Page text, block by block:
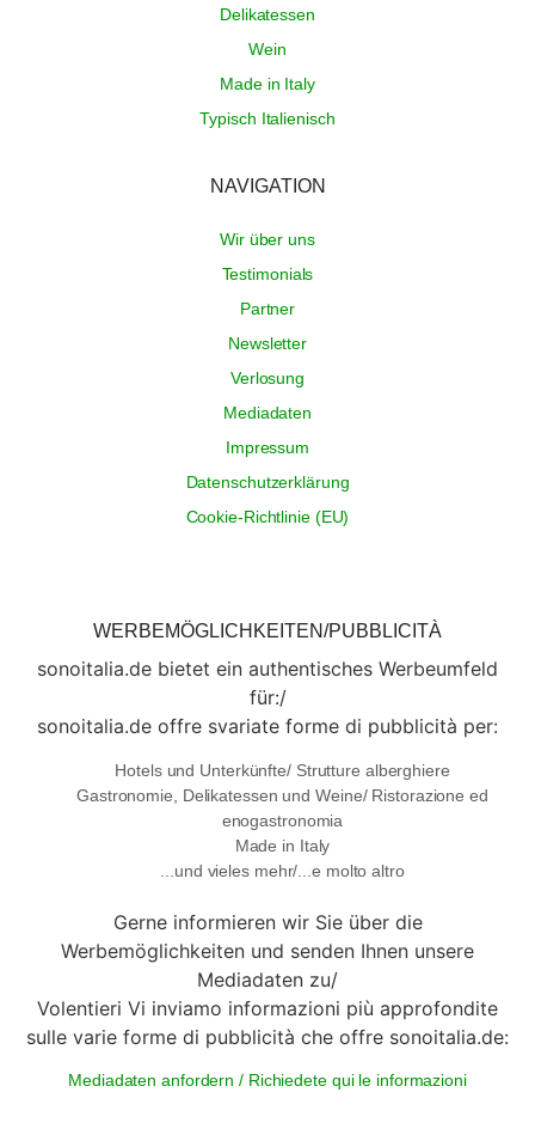
Delikatessen
Wein
Made in Italy
Typisch Italienisch
NAVIGATION
Wir über uns
Testimonials
Partner
Newsletter
Verlosung
Mediadaten
Impressum
Datenschutzerklärung
Cookie-Richtlinie (EU)
WERBEMÖGLICHKEITEN/PUBBLICITÀ
sonoitalia.de bietet ein authentisches Werbeumfeld
für:/
sonoitalia.de offre svariate forme di pubblicità per:
Hotels und Unterkünfte/ Strutture alberghiere
Gastronomie, Delikatessen und Weine/ Ristorazione ed
enogastronomia
Made in Italy
...und vieles mehr/...e molto altro
Gerne informieren wir Sie über die
Werbemöglichkeiten und senden Ihnen unsere
Mediadaten zu/
Volentieri Vi inviamo informazioni più approfondite
sulle varie forme di pubblicità che offre sonoitalia.de:
Mediadaten anfordern / Richiedete qui le informazioni